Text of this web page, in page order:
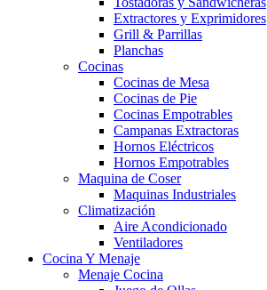
Extractores y Exprimidores
Grill & Parrillas
Planchas
Cocinas
Cocinas de Mesa
Cocinas de Pie
Cocinas Empotrables
Campanas Extractoras
Hornos Eléctricos
Hornos Empotrables
Maquina de Coser
Maquinas Industriales
Climatización
Aire Acondicionado
Ventiladores
Cocina Y Menaje
Menaje Cocina